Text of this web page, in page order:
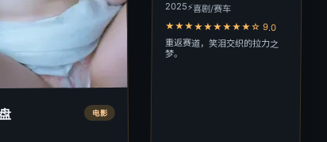
电影
2025⚡喜剧/赛车
★★★★★★★★★☆ 9.0
重返赛道，笑泪交织的拉力之
梦。